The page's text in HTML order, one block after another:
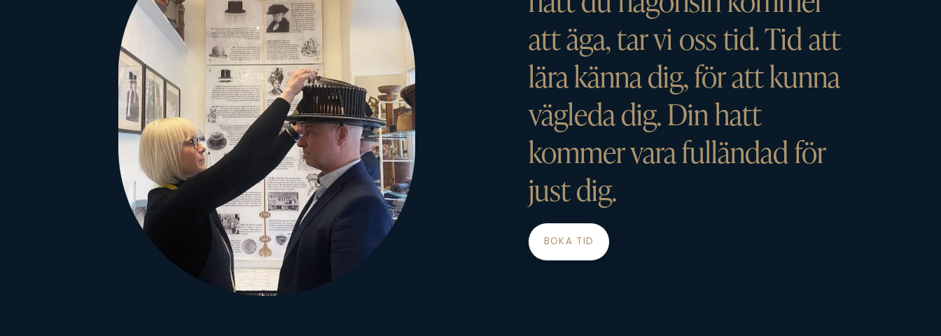
att äga, tar vi oss tid. Tid att
lära känna dig, för att kunna
vägleda dig. Din hatt
kommer vara fulländad för
just dig.
BOKA TID